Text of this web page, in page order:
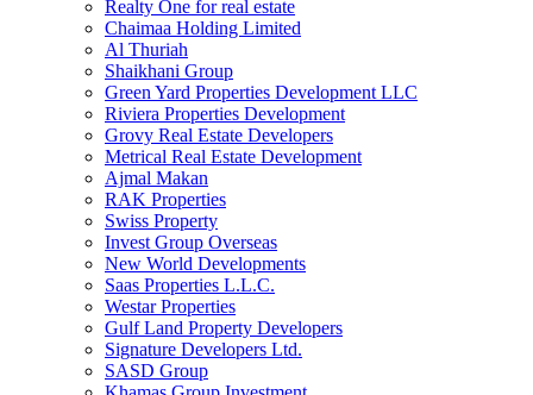
Realty One for real estate
Chaimaa Holding Limited
Al Thuriah
Shaikhani Group
Green Yard Properties Development LLC
Riviera Properties Development
Grovy Real Estate Developers
Metrical Real Estate Development
Ajmal Makan
RAK Properties
Swiss Property
Invest Group Overseas
New World Developments
Saas Properties L.L.C.
Westar Properties
Gulf Land Property Developers
Signature Developers Ltd.
SASD Group